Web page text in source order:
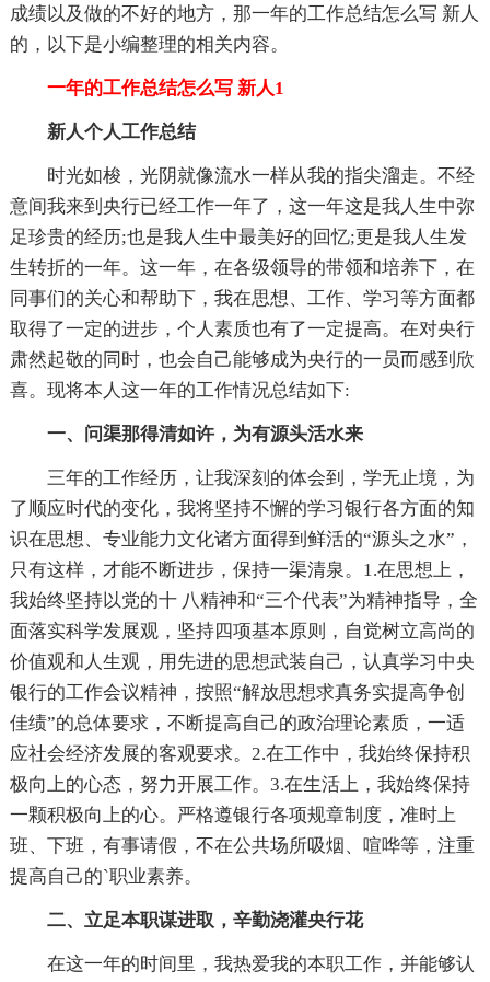
成绩以及做的不好的地方，那一年的工作总结怎么写 新人
的，以下是小编整理的相关内容。
一年的工作总结怎么写 新人1
新人个人工作总结
时光如梭，光阴就像流水一样从我的指尖溜走。不经
意间我来到央行已经工作一年了，这一年这是我人生中弥
足珍贵的经历;也是我人生中最美好的回忆;更是我人生发
生转折的一年。这一年，在各级领导的带领和培养下，在
同事们的关心和帮助下，我在思想、工作、学习等方面都
取得了一定的进步，个人素质也有了一定提高。在对央行
肃然起敬的同时，也会自己能够成为央行的一员而感到欣
喜。现将本人这一年的工作情况总结如下:
一、问渠那得清如许，为有源头活水来
三年的工作经历，让我深刻的体会到，学无止境，为
了顺应时代的变化，我将坚持不懈的学习银行各方面的知
识在思想、专业能力文化诸方面得到鲜活的“源头之水”，
只有这样，才能不断进步，保持一渠清泉。1.在思想上，
我始终坚持以党的十 八精神和“三个代表”为精神指导，全
面落实科学发展观，坚持四项基本原则，自觉树立高尚的
价值观和人生观，用先进的思想武装自己，认真学习中央
银行的工作会议精神，按照“解放思想求真务实提高争创
佳绩”的总体要求，不断提高自己的政治理论素质，一适
应社会经济发展的客观要求。2.在工作中，我始终保持积
极向上的心态，努力开展工作。3.在生活上，我始终保持
一颗积极向上的心。严格遵银行各项规章制度，准时上
班、下班，有事请假，不在公共场所吸烟、喧哗等，注重
提高自己的`职业素养。
二、立足本职谋进取，辛勤浇灌央行花
在这一年的时间里，我热爱我的本职工作，并能够认